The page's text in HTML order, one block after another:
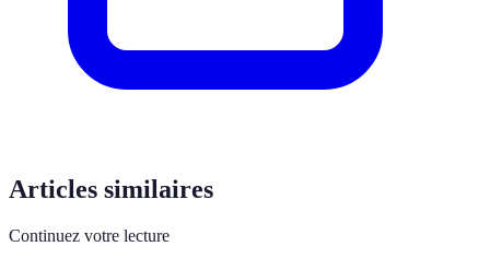
Articles similaires
Continuez votre lecture